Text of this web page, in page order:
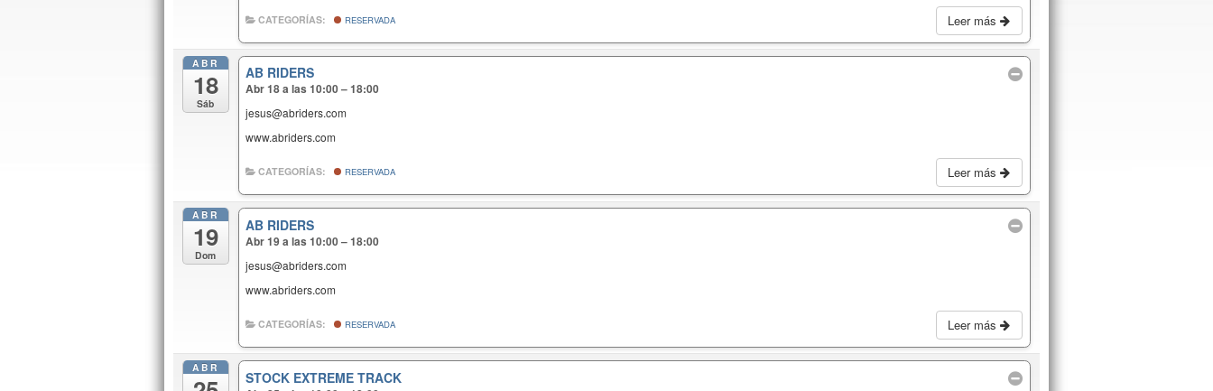
Leer más
CATEGORÍAS: RESERVADA
ABR
18
Sáb
AB RIDERS
Abr 18 a las 10:00 – 18:00
jesus@abriders.com
www.abriders.com
Leer más
CATEGORÍAS: RESERVADA
ABR
19
Dom
AB RIDERS
Abr 19 a las 10:00 – 18:00
jesus@abriders.com
www.abriders.com
Leer más
CATEGORÍAS: RESERVADA
ABR
STOCK EXTREME TRACK